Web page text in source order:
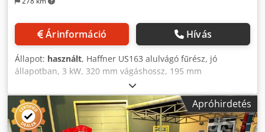
Árinformáció Hívás
Állapot: használt, Haffner US163 alulvágó fűrész, jó
állapotban, 3 kW, 320 mm vágáshossz, 195 mm
vágásmagasság, 2800 ford/perc Árváltoztatás jogát
fenntartjuk, a tévedés, nyomtatási és szerkesztési hibák
lehetősége fenntartva. Dksdpfx Asx H UfnjagsrApróhirdetés